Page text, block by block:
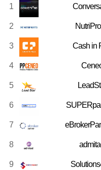
1
2
3 Cash in
4
5
6
7
8
9